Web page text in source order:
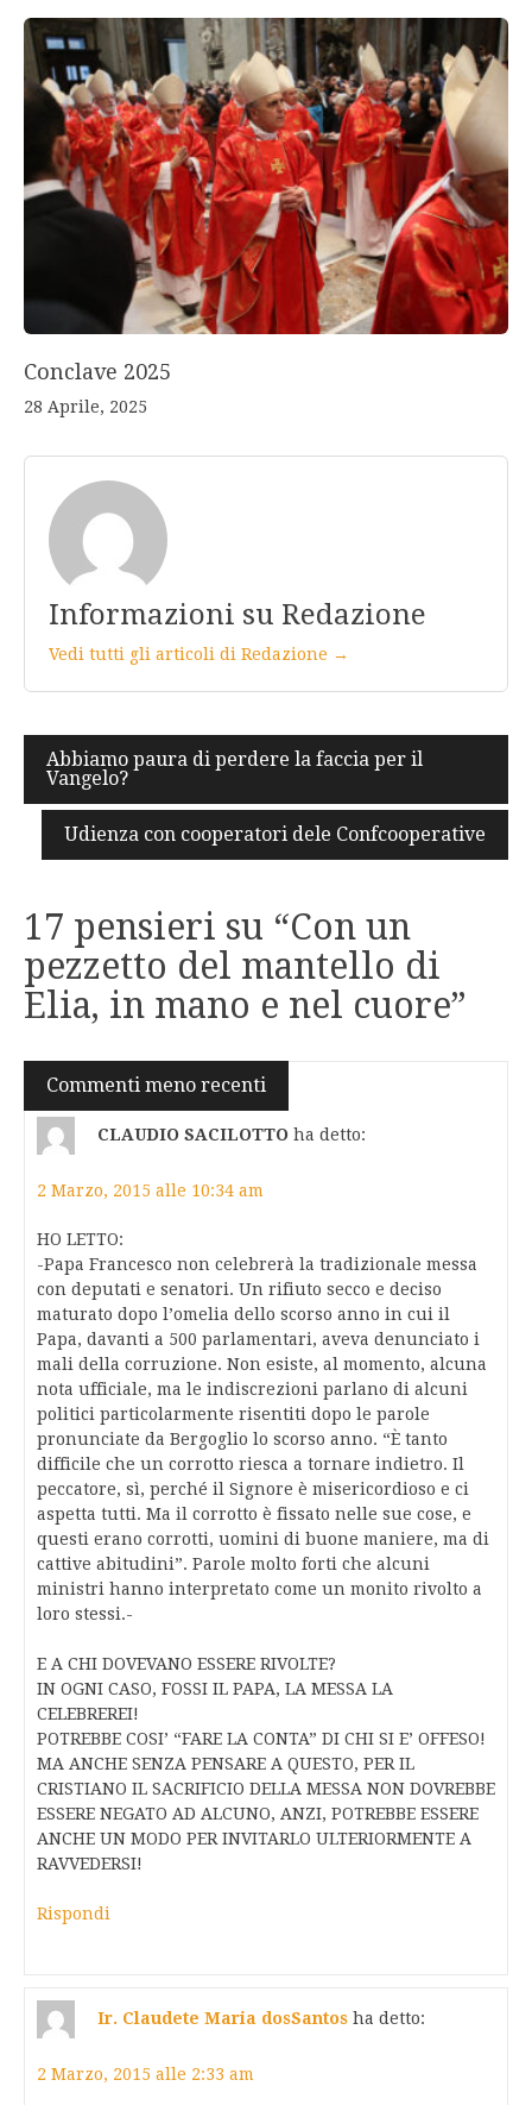
Conclave 2025
28 Aprile, 2025
Informazioni su Redazione
Vedi tutti gli articoli di Redazione →
Navigazione
articoli
Abbiamo paura di perdere la faccia per il
Vangelo?
Udienza con cooperatori dele Confcooperative
17 pensieri su “Con un
pezzetto del mantello di
Elia, in mano e nel cuore”
Navigazione
commenti
Commenti meno recenti
CLAUDIO SACILOTTO ha detto:
2 Marzo, 2015 alle 10:34 am
HO LETTO:
-Papa Francesco non celebrerà la tradizionale messa
con deputati e senatori. Un rifiuto secco e deciso
maturato dopo l’omelia dello scorso anno in cui il
Papa, davanti a 500 parlamentari, aveva denunciato i
mali della corruzione. Non esiste, al momento, alcuna
nota ufficiale, ma le indiscrezioni parlano di alcuni
politici particolarmente risentiti dopo le parole
pronunciate da Bergoglio lo scorso anno. “È tanto
difficile che un corrotto riesca a tornare indietro. Il
peccatore, sì, perché il Signore è misericordioso e ci
aspetta tutti. Ma il corrotto è fissato nelle sue cose, e
questi erano corrotti, uomini di buone maniere, ma di
cattive abitudini”. Parole molto forti che alcuni
ministri hanno interpretato come un monito rivolto a
loro stessi.-
E A CHI DOVEVANO ESSERE RIVOLTE?
IN OGNI CASO, FOSSI IL PAPA, LA MESSA LA
CELEBREREI!
POTREBBE COSI’ “FARE LA CONTA” DI CHI SI E’ OFFESO!
MA ANCHE SENZA PENSARE A QUESTO, PER IL
CRISTIANO IL SACRIFICIO DELLA MESSA NON DOVREBBE
ESSERE NEGATO AD ALCUNO, ANZI, POTREBBE ESSERE
ANCHE UN MODO PER INVITARLO ULTERIORMENTE A
RAVVEDERSI!
Rispondi
Ir. Claudete Maria dosSantos ha detto:
2 Marzo, 2015 alle 2:33 am